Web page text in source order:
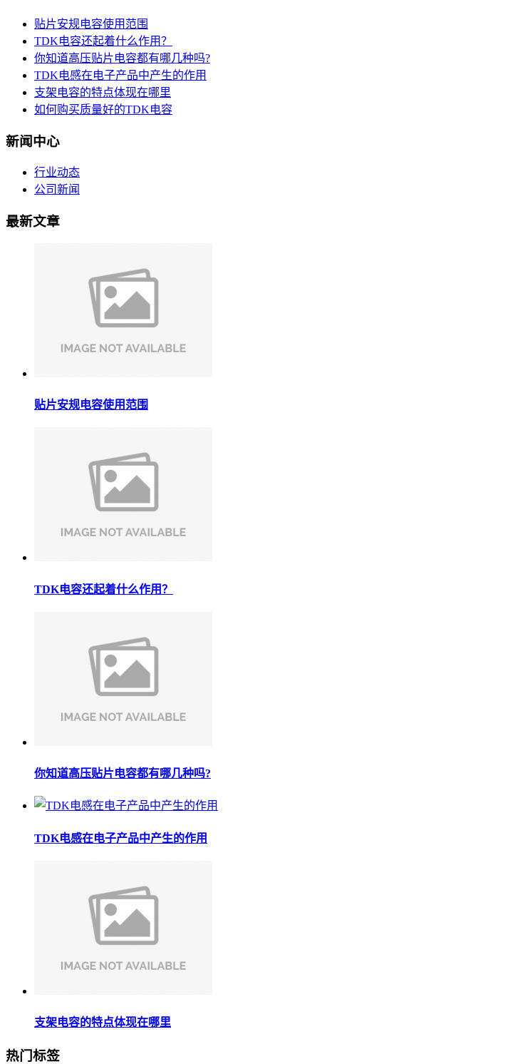
贴片安规电容使用范围
TDK电容还起着什么作用？
你知道高压贴片电容都有哪几种吗?
TDK电感在电子产品中产生的作用
支架电容的特点体现在哪里
如何购买质量好的TDK电容
新闻中心
行业动态
公司新闻
最新文章
贴片安规电容使用范围
TDK电容还起着什么作用？
你知道高压贴片电容都有哪几种吗?
TDK电感在电子产品中产生的作用
支架电容的特点体现在哪里
热门标签